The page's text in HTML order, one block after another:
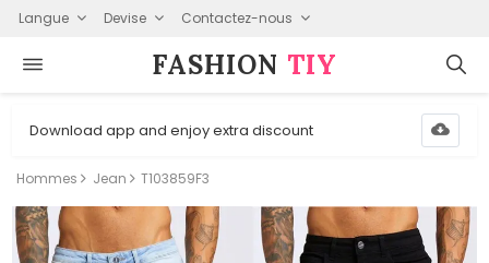
Langue Devise Contactez-nous
FASHION⁠ TIY
Download app and enjoy extra discount
Hommes Jean T103859F3